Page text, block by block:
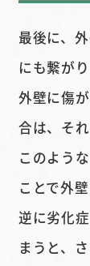
最後に、
にも繋がり
外壁に傷
合は、そ
このよう
ことで外
逆に劣化
まうと、